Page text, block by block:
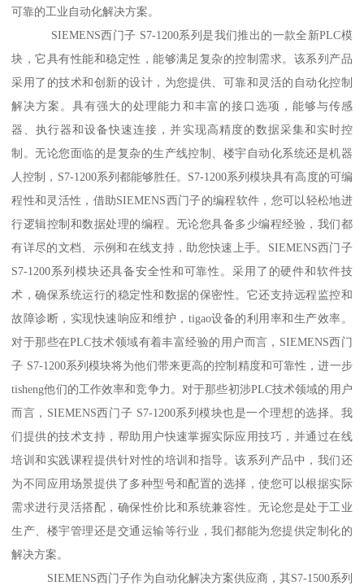
可靠的工业自动化解决方案。
SIEMENS西门子 S7-1200系列是我们推出的一款全新PLC模
块，它具有性能和稳定性，能够满足复杂的控制需求。该系列产品
采用了的技术和创新的设计，为您提供、可靠和灵活的自动化控制
解决方案。具有强大的处理能力和丰富的接口选项，能够与传感
器、执行器和设备快速连接，并实现高精度的数据采集和实时控
制。无论您面临的是复杂的生产线控制、楼宇自动化系统还是机器
人控制，S7-1200系列都能够胜任。S7-1200系列模块具有高度的可编
程性和灵活性，借助SIEMENS西门子的编程软件，您可以轻松地进
行逻辑控制和数据处理的编程。无论您具备多少编程经验，我们都
有详尽的文档、示例和在线支持，助您快速上手。SIEMENS西门子
S7-1200系列模块还具备安全性和可靠性。采用了的硬件和软件技
术，确保系统运行的稳定性和数据的保密性。它还支持远程监控和
故障诊断，实现快速响应和维护，tigao设备的利用率和生产效率。
对于那些在PLC技术领域有着丰富经验的用户而言，SIEMENS西门
子 S7-1200系列模块将为他们带来更高的控制精度和可靠性，进一步
tisheng他们的工作效率和竞争力。对于那些初涉PLC技术领域的用户
而言，SIEMENS西门子 S7-1200系列模块也是一个理想的选择。我
们提供的技术支持，帮助用户快速掌握实际应用技巧，并通过在线
培训和实践课程提供针对性的培训和指导。该系列产品中，我们还
为不同应用场景提供了多种型号和配置的选择，使您可以根据实际
需求进行灵活搭配，确保性价比和系统兼容性。无论您是处于工业
生产、楼宇管理还是交通运输等行业，我们都能为您提供定制化的
解决方案。
SIEMENS西门子作为自动化解决方案供应商，其S7-1500系列